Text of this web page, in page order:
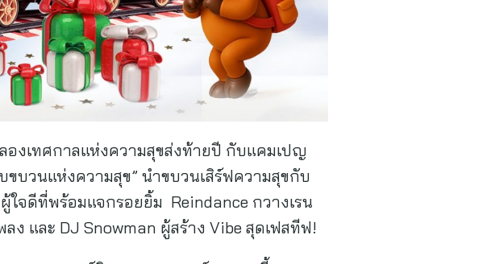
องเทศกาลแห่งความสุขส่งท้ายปี กับแคมเปญ
ขบวนแห่งความสุข” นำขบวนเสิร์ฟความสุขกับ
จดีที่พร้อมแจกรอยยิ้ม Reindance กวางเรน
และ DJ Snowman ผู้สร้าง Vibe สุดเฟสทีฟ!